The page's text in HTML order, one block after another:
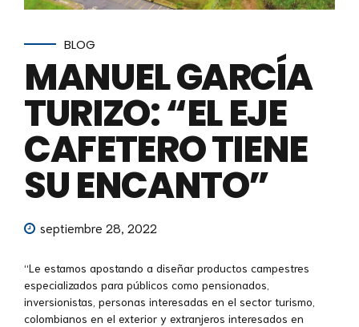
BLOG
MANUEL GARCÍA
TURIZO: “EL EJE
CAFETERO TIENE
SU ENCANTO”
septiembre 28, 2022
“Le estamos apostando a diseñar productos campestres
especializados para públicos como pensionados,
inversionistas, personas interesadas en el sector turismo,
colombianos en el exterior y extranjeros interesados en